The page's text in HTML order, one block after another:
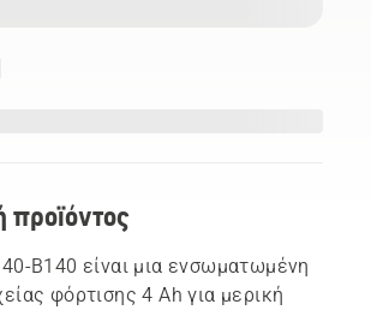
προϊόντος
B140 είναι μια ενσωματωμένη
φόρτισης 4 Ah για μερική